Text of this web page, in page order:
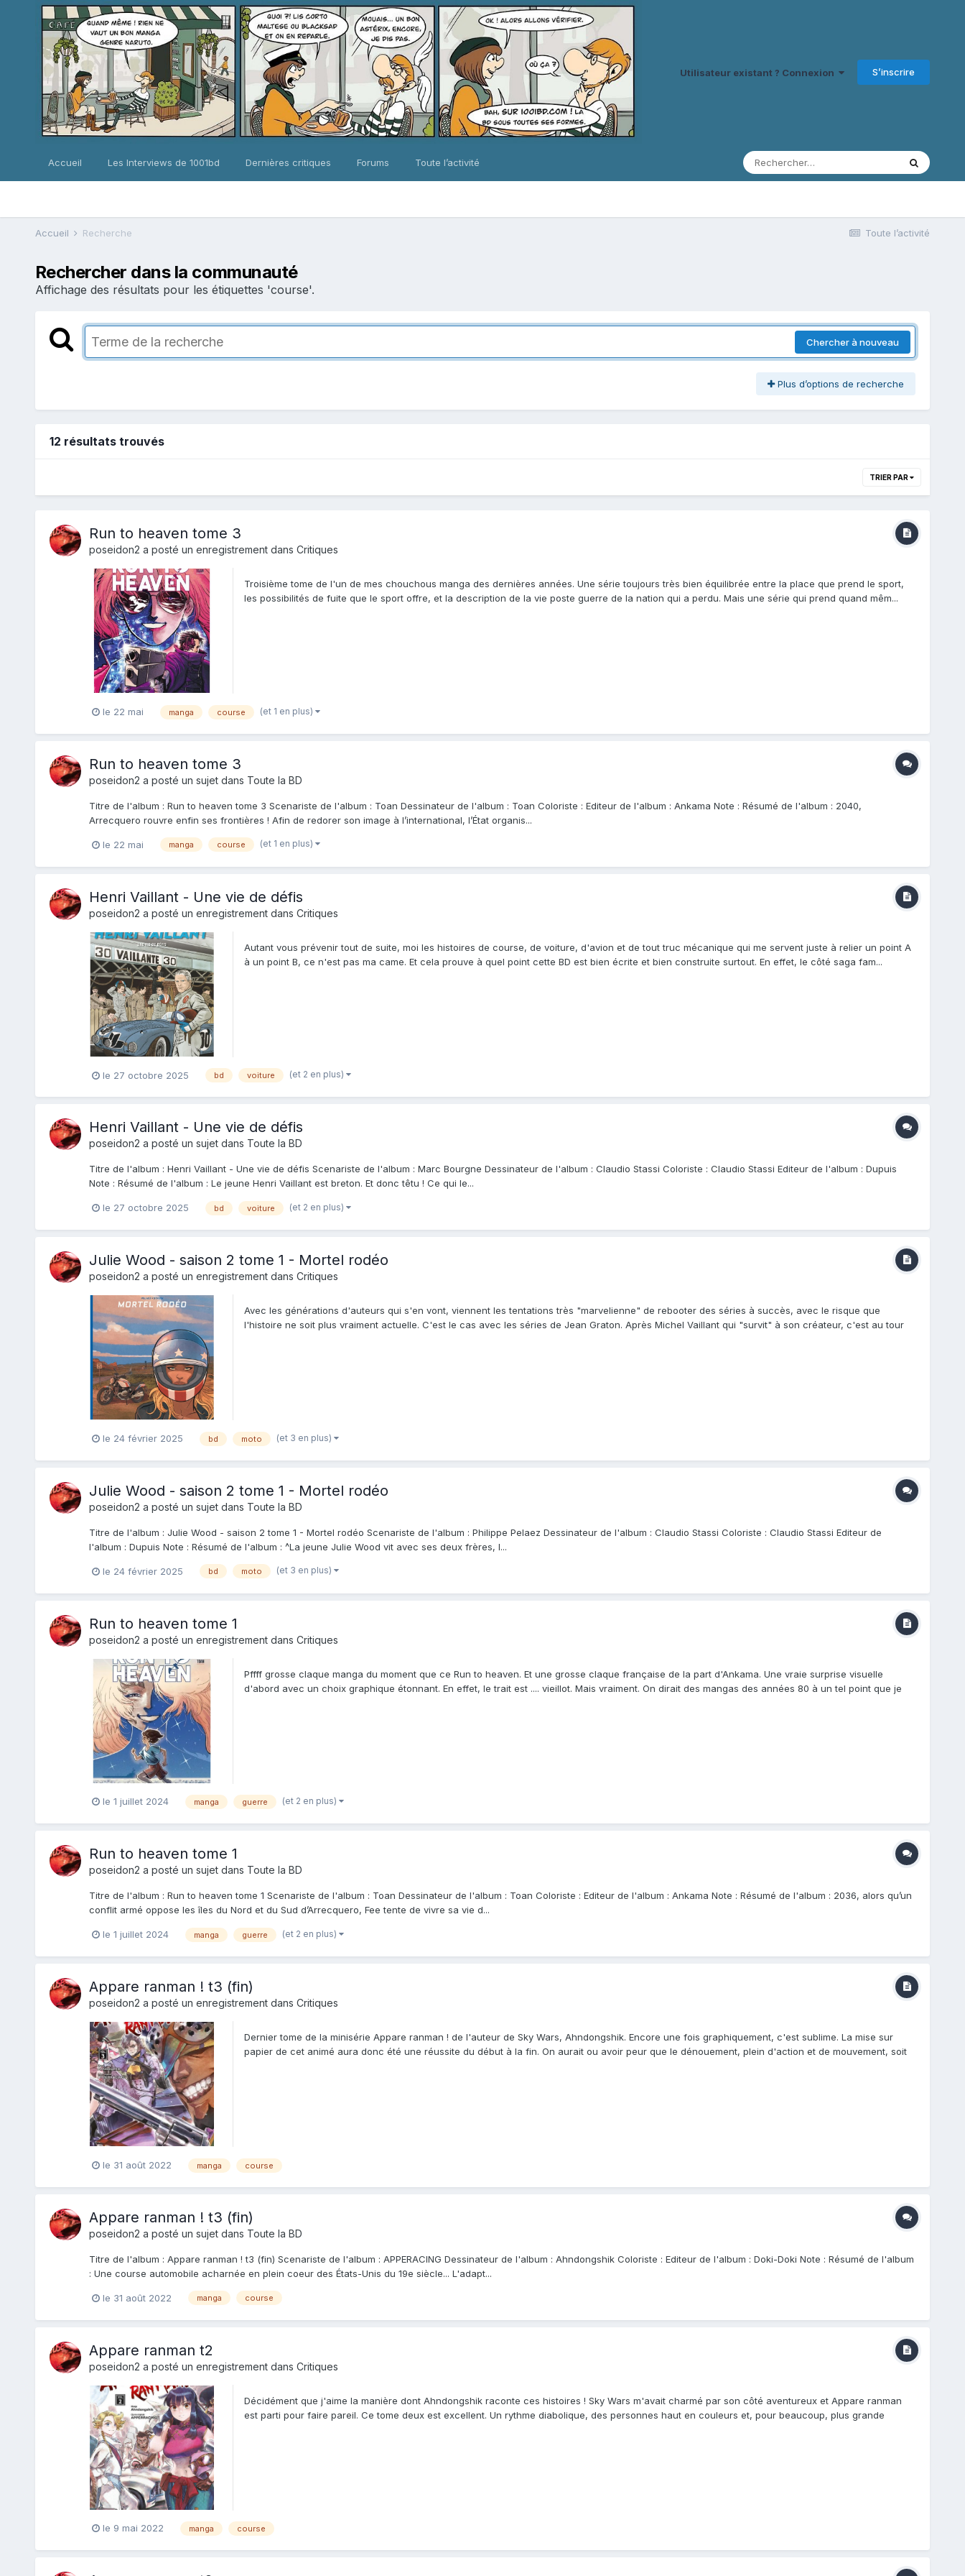
Utilisateur existant ? Connexion S’inscrire
Accueil Les Interviews de 1001bd Dernières critiques Forums Toute l’activité
Toute l’activité
Accueil Recherche
Rechercher dans la communauté
Affichage des résultats pour les étiquettes 'course'.
Chercher à nouveau
Plus d’options de recherche
12 résultats trouvés
TRIER PAR
Run to heaven tome 3
poseidon2 a posté un enregistrement dans Critiques
Troisième tome de l'un de mes chouchous manga des dernières années. Une série toujours très bien équilibrée entre la place que prend le sport,
les possibilités de fuite que le sport offre, et la description de la vie poste guerre de la nation qui a perdu. Mais une série qui prend quand mêm...
le 22 mai manga course (et 1 en plus)
Run to heaven tome 3
poseidon2 a posté un sujet dans Toute la BD
Titre de l'album : Run to heaven tome 3 Scenariste de l'album : Toan Dessinateur de l'album : Toan Coloriste : Editeur de l'album : Ankama Note : Résumé de l'album : 2040,
Arrecquero rouvre enfin ses frontières ! Afin de redorer son image à l’international, l’État organis...
le 22 mai manga course (et 1 en plus)
Henri Vaillant - Une vie de défis
poseidon2 a posté un enregistrement dans Critiques
Autant vous prévenir tout de suite, moi les histoires de course, de voiture, d'avion et de tout truc mécanique qui me servent juste à relier un point A
à un point B, ce n'est pas ma came. Et cela prouve à quel point cette BD est bien écrite et bien construite surtout. En effet, le côté saga fam...
le 27 octobre 2025 bd voiture (et 2 en plus)
Henri Vaillant - Une vie de défis
poseidon2 a posté un sujet dans Toute la BD
Titre de l'album : Henri Vaillant - Une vie de défis Scenariste de l'album : Marc Bourgne Dessinateur de l'album : Claudio Stassi Coloriste : Claudio Stassi Editeur de l'album : Dupuis
Note : Résumé de l'album : Le jeune Henri Vaillant est breton. Et donc têtu ! Ce qui le...
le 27 octobre 2025 bd voiture (et 2 en plus)
Julie Wood - saison 2 tome 1 - Mortel rodéo
poseidon2 a posté un enregistrement dans Critiques
Avec les générations d'auteurs qui s'en vont, viennent les tentations très "marvelienne" de rebooter des séries à succès, avec le risque que
l'histoire ne soit plus vraiment actuelle. C'est le cas avec les séries de Jean Graton. Après Michel Vaillant qui "survit" à son créateur, c'est au tour
le 24 février 2025 bd moto (et 3 en plus)
Julie Wood - saison 2 tome 1 - Mortel rodéo
poseidon2 a posté un sujet dans Toute la BD
Titre de l'album : Julie Wood - saison 2 tome 1 - Mortel rodéo Scenariste de l'album : Philippe Pelaez Dessinateur de l'album : Claudio Stassi Coloriste : Claudio Stassi Editeur de
l'album : Dupuis Note : Résumé de l'album : ^La jeune Julie Wood vit avec ses deux frères, I...
le 24 février 2025 bd moto (et 3 en plus)
Run to heaven tome 1
poseidon2 a posté un enregistrement dans Critiques
Pffff grosse claque manga du moment que ce Run to heaven. Et une grosse claque française de la part d'Ankama. Une vraie surprise visuelle
d'abord avec un choix graphique étonnant. En effet, le trait est .... vieillot. Mais vraiment. On dirait des mangas des années 80 à un tel point que je
le 1 juillet 2024 manga guerre (et 2 en plus)
Run to heaven tome 1
poseidon2 a posté un sujet dans Toute la BD
Titre de l'album : Run to heaven tome 1 Scenariste de l'album : Toan Dessinateur de l'album : Toan Coloriste : Editeur de l'album : Ankama Note : Résumé de l'album : 2036, alors qu’un
conflit armé oppose les îles du Nord et du Sud d’Arrecquero, Fee tente de vivre sa vie d...
le 1 juillet 2024 manga guerre (et 2 en plus)
Appare ranman ! t3 (fin)
poseidon2 a posté un enregistrement dans Critiques
Dernier tome de la minisérie Appare ranman ! de l'auteur de Sky Wars, Ahndongshik. Encore une fois graphiquement, c'est sublime. La mise sur
papier de cet animé aura donc été une réussite du début à la fin. On aurait ou avoir peur que le dénouement, plein d'action et de mouvement, soit
le 31 août 2022 manga course
Appare ranman ! t3 (fin)
poseidon2 a posté un sujet dans Toute la BD
Titre de l'album : Appare ranman ! t3 (fin) Scenariste de l'album : APPERACING Dessinateur de l'album : Ahndongshik Coloriste : Editeur de l'album : Doki-Doki Note : Résumé de l'album
: Une course automobile acharnée en plein coeur des États-Unis du 19e siècle... L'adapt...
le 31 août 2022 manga course
Appare ranman t2
poseidon2 a posté un enregistrement dans Critiques
Décidément que j'aime la manière dont Ahndongshik raconte ces histoires ! Sky Wars m'avait charmé par son côté aventureux et Appare ranman
est parti pour faire pareil. Ce tome deux est excellent. Un rythme diabolique, des personnes haut en couleurs et, pour beaucoup, plus grande
le 9 mai 2022 manga course